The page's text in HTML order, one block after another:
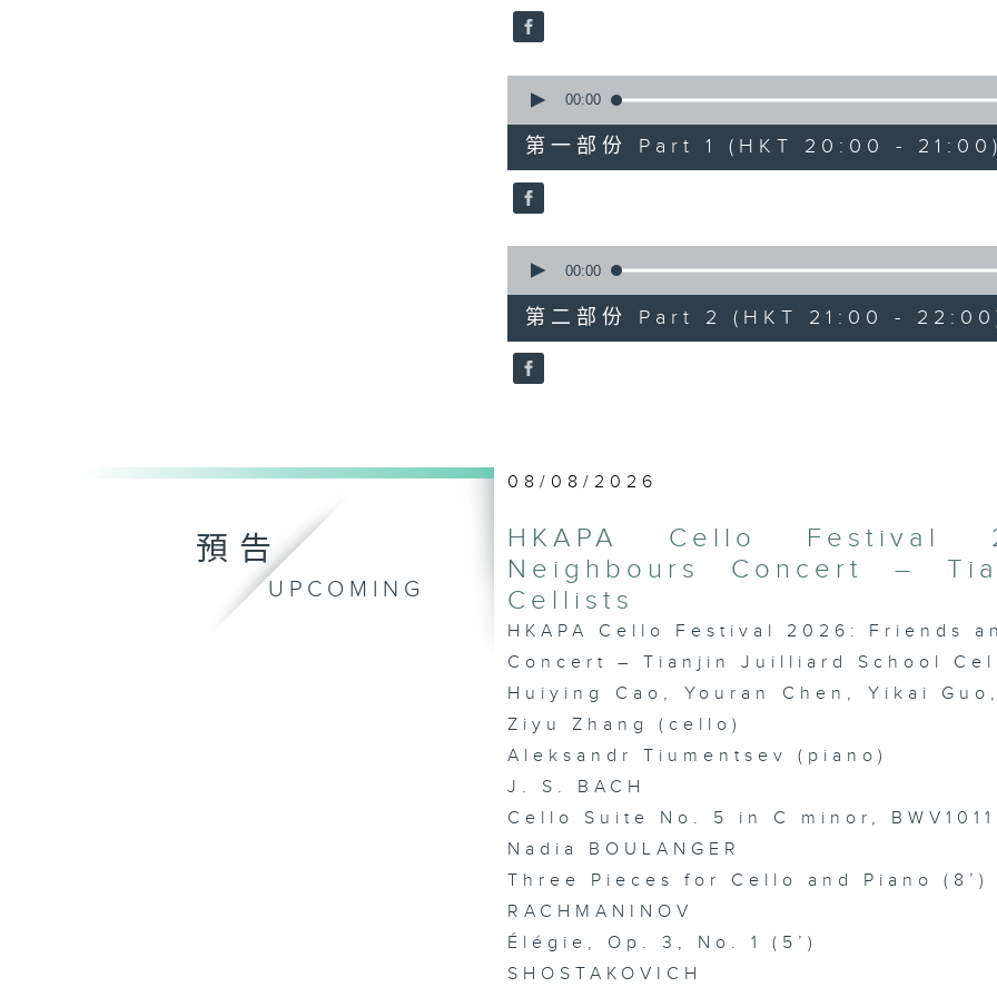
seconds
90%
seconds
hour,
10
seconds
90%
00:00
第一部份 Part 1 (HKT 20:00 - 21:00)
seconds
hour,
10
seconds
90%
00:00
第二部份 Part 2 (HKT 21:00 -
預告
UPCOMING
08/08/2026
HKAPA Cello Festival
Neighbours Concert –
Cellists
HKAPA Cello Festival 2026: Friends
Concert – Tianjin Juilliard School
Huiying Cao, Youran Chen, Yikai
Ziyu Zhang (cello)
Aleksandr Tiumentsev (piano)
J. S. BACH
Cello Suite No. 5 in C minor, BWV1011
Nadia BOULANGER
Three Pieces for Cello and Piano (8’)
RACHMANINOV
Élégie, Op. 3, No. 1 (5’)
SHOSTAKOVICH